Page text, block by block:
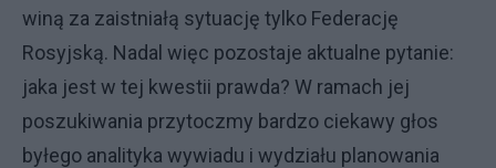
winą za zaistniałą sytuację tylko Federację
Rosyjską. Nadal więc pozostaje aktualne pytanie:
jaka jest w tej kwestii prawda? W ramach jej
poszukiwania przytoczmy bardzo ciekawy głos
byłego analityka wywiadu i wydziału planowania